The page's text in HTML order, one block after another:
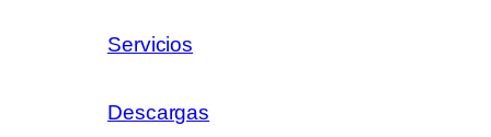
Servicios
Descargas